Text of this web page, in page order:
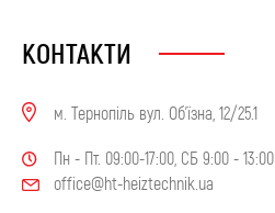
КОНТАКТИ
м. Тернопіль вул. Об'їзна, 12/25.1
Пн - Пт. 09:00-17:00, СБ 9:00 - 13:00
office@ht-heiztechnik.ua